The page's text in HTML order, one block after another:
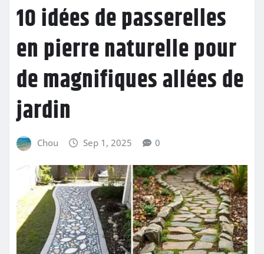
10 idées de passerelles
en pierre naturelle pour
de magnifiques allées de
jardin
Chou Sep 1, 2025 0